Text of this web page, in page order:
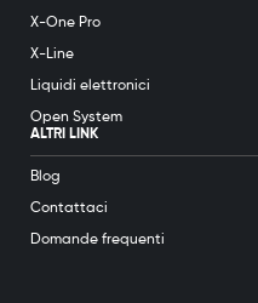
X-One Pro
X-Line
Liquidi elettronici
Open System
ALTRI LINK
Blog
Contattaci
Domande frequenti